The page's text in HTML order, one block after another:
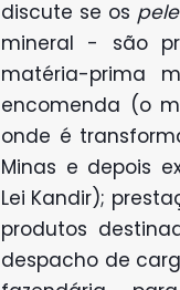
discute se os
mineral - são
matéria-prima
encomenda (o
onde é
Minas e depois
Lei Kandir);
produtos
despacho de